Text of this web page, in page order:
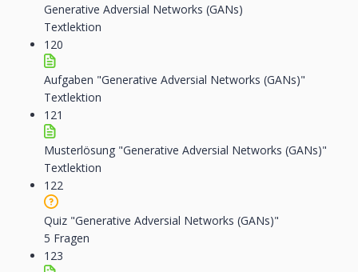
Generative Adversial Networks (GANs)
Textlektion
120
Aufgaben "Generative Adversial Networks (GANs)"
Textlektion
121
Musterlösung "Generative Adversial Networks (GANs)"
Textlektion
122
Quiz "Generative Adversial Networks (GANs)"
5 Fragen
123